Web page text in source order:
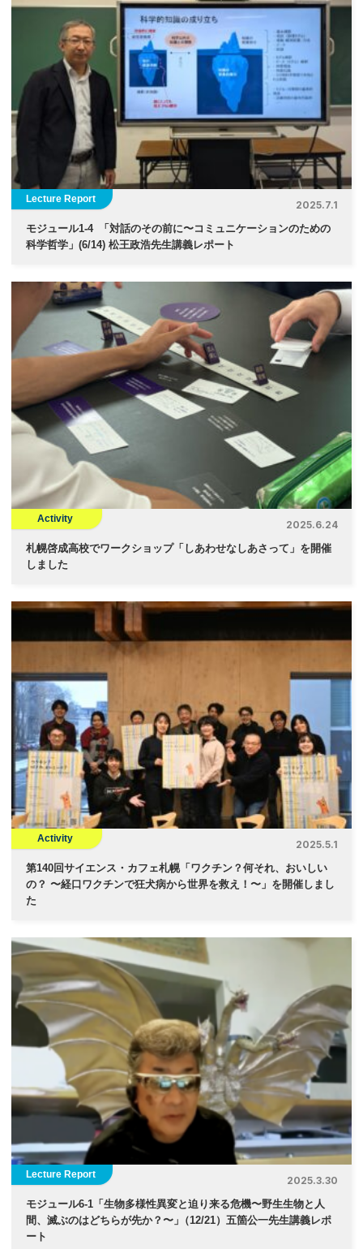
Lecture Report
2025.7.1
モジュール1-4
「対話のその前に〜コミュニケーションのための
科学哲学」(6/14) 松王政浩先生講義レポート
Activity
2025.6.24
札幌啓成高校でワークショップ「しあわせなしあさって」を開催
しました
Activity
2025.5.1
第140回サイエンス・カフェ札幌「ワクチン？何それ、おいしい
の？ 〜経口ワクチンで狂犬病から世界を救え！〜」を開催しまし
た
Lecture Report
2025.3.30
モジュール6-1「生物多様性異変と迫り来る危機〜野生生物と人
間、滅ぶのはどちらが先か？〜」 （12/21）五箇公一先生講義レポ
ート